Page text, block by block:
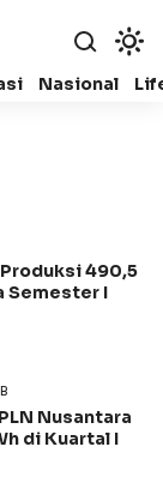
Nasional
490,5
Semester I
Nusantara
di Kuartal I